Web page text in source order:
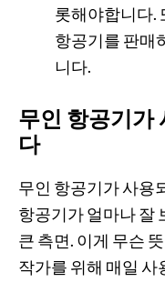
롯해야합니다.
항공기를 판매
니다.
무인 항공기가
다
무인 항공기가 사용
항공기가 얼마나 잘
큰 측면. 이게 무슨
작가를 위해 매일 사